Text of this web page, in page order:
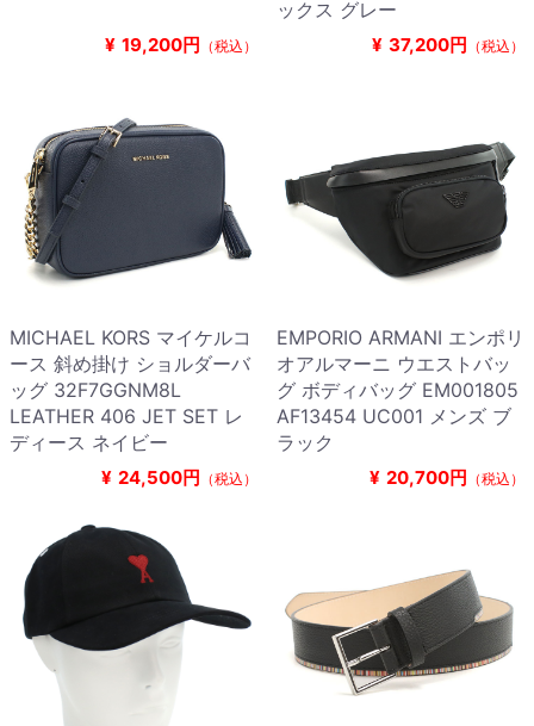
¥ 19,200円 （税込）
ックス グレー
¥ 37,200円 （税込）
MICHAEL KORS マイケルコ
ース 斜め掛け ショルダーバ
ッグ 32F7GGNM8L
LEATHER 406 JET SET レ
ディース ネイビー
¥ 24,500円 （税込）
EMPORIO ARMANI エンポリ
オアルマーニ ウエストバッ
グ ボディバッグ EM001805
AF13454 UC001 メンズ ブ
ラック
¥ 20,700円 （税込）